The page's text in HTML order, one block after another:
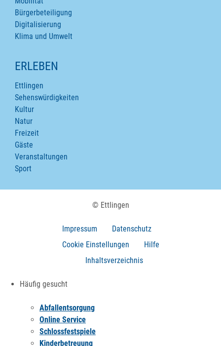
Bürgerbeteiligung
Digitalisierung
Klima und Umwelt
ERLEBEN
Ettlingen
Sehenswürdigkeiten
Kultur
Natur
Freizeit
Gäste
Veranstaltungen
Sport
© Ettlingen
Impressum
Datenschutz
Cookie Einstellungen
Hilfe
Inhaltsverzeichnis
Häufig gesucht
Abfallentsorgung
Online Service
Schlossfestspiele
Kinderbetreuung